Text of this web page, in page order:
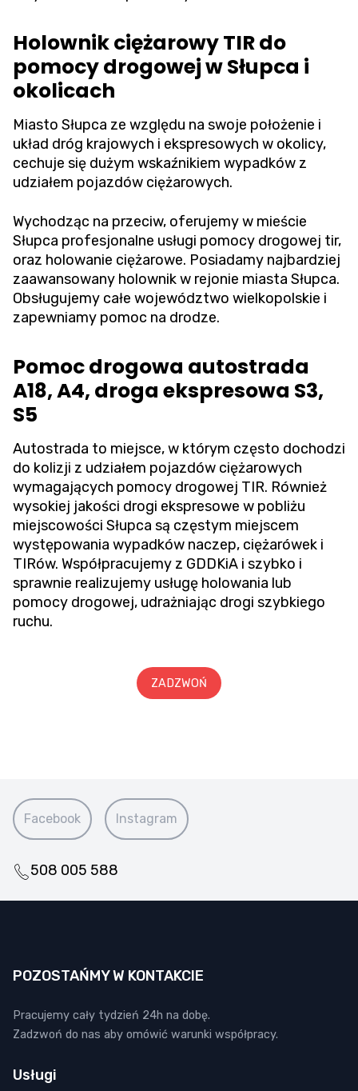
Holownik ciężarowy TIR do
pomocy drogowej w Słupca i
okolicach
Miasto Słupca ze względu na swoje położenie i
układ dróg krajowych i ekspresowych w okolicy,
cechuje się dużym wskaźnikiem wypadków z
udziałem pojazdów ciężarowych.
Wychodząc na przeciw, oferujemy w mieście
Słupca profesjonalne usługi pomocy drogowej tir,
oraz holowanie ciężarowe. Posiadamy najbardziej
zaawansowany holownik w rejonie miasta Słupca.
Obsługujemy całe województwo wielkopolskie i
zapewniamy pomoc na drodze.
Pomoc drogowa autostrada
A18, A4, droga ekspresowa S3,
S5
Autostrada to miejsce, w którym często dochodzi
do kolizji z udziałem pojazdów ciężarowych
wymagających pomocy drogowej TIR. Również
wysokiej jakości drogi ekspresowe w pobliżu
miejscowości Słupca są częstym miejscem
występowania wypadków naczep, ciężarówek i
TIRów. Współpracujemy z GDDKiA i szybko i
sprawnie realizujemy usługę holowania lub
pomocy drogowej, udrażniając drogi szybkiego
ruchu.
ZADZWOŃ
Facebook Instagram
508 005 588
POZOSTAŃMY W KONTAKCIE
Pracujemy cały tydzień 24h na dobę.
Zadzwoń do nas aby omówić warunki współpracy.
Usługi